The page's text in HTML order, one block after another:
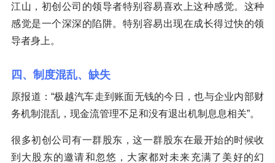
江山，初创公司的领导者特别容易喜欢上这种感觉。这种
感觉是一个深深的陷阱。特别容易出现在成长得过快的领
导者身上。
四、制度混乱、缺失
原报道：“极越汽车走到账面无钱的今日，也与企业内部财
务机制混乱，现金流管理不足和没有退出机制息息相关”。
很多初创公司有一群股东，这一群股东在最开始的时候收
到大股东的邀请和忽悠，大家都对未来充满了美好的幻